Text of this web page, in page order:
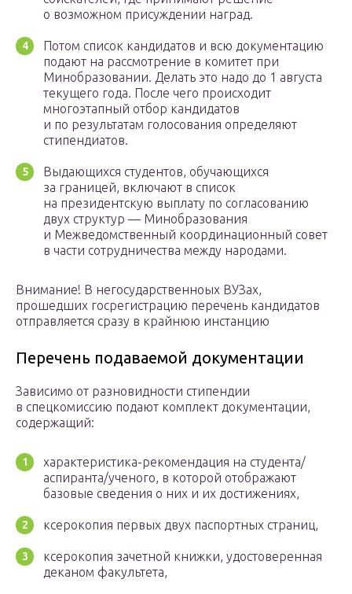
о возможном присуждении наград.
Потом список кандидатов и всю документацию
подают на рассмотрение в комитет при
Минобразовании. Делать это надо до 1 августа
текущего года. После чего происходит
многоэтапный отбор кандидатов
и по результатам голосования определяют
стипендиатов.
Выдающихся студентов, обучающихся
за границей, включают в список
на президентскую выплату по согласованию
двух структур — Минобразования
и Межведомственный координационный совет
в части сотрудничества между народами.
Внимание! В негосударственноых ВУЗах,
прошедших госрегистрацию перечень кандидатов
отправляется сразу в крайнюю инстанцию
Перечень подаваемой документации
Зависимо от разновидности стипендии
в спецкомиссию подают комплект документации,
содержащий:
характеристика-рекомендация на студента/
аспиранта/ученого, в которой отображают
базовые сведения о них и их достижениях,
ксерокопия первых двух паспортных страниц,
ксерокопия зачетной книжки, удостоверенная
деканом факультета,